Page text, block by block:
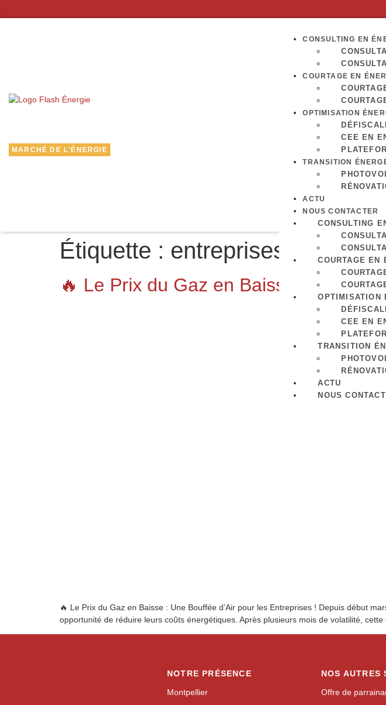
MARCHÉ DE L'ÉNERGIE
CONSULTING EN
COURTAGE EN
OPTIMISATION
CEE EN
TRANSITION
ACTU
NOUS CONTACTER
CONSULTING
COURTAGE EN
OPTIMISATION
CEE EN
TRANSITION
ACTU
NOUS
Étiquette : entreprises
🔥 Le Prix du Gaz en Baisse : Une
🔥 Le Prix du Gaz en Baisse : Une Bouffée d’Air pour les Entreprises ! Depuis début
opportunité de réduire leurs coûts énergétiques. Après plusieurs mois de volatilité,
NOTRE PRÉSENCE
Montpellier
NOS AUTRES
Offre de